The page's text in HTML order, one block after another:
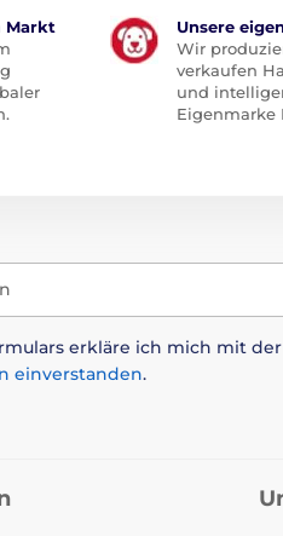
Markt
Unsere
Wir
verkaufen
und
Eigenmarke
erkläre ich mich mit der
einverstanden.